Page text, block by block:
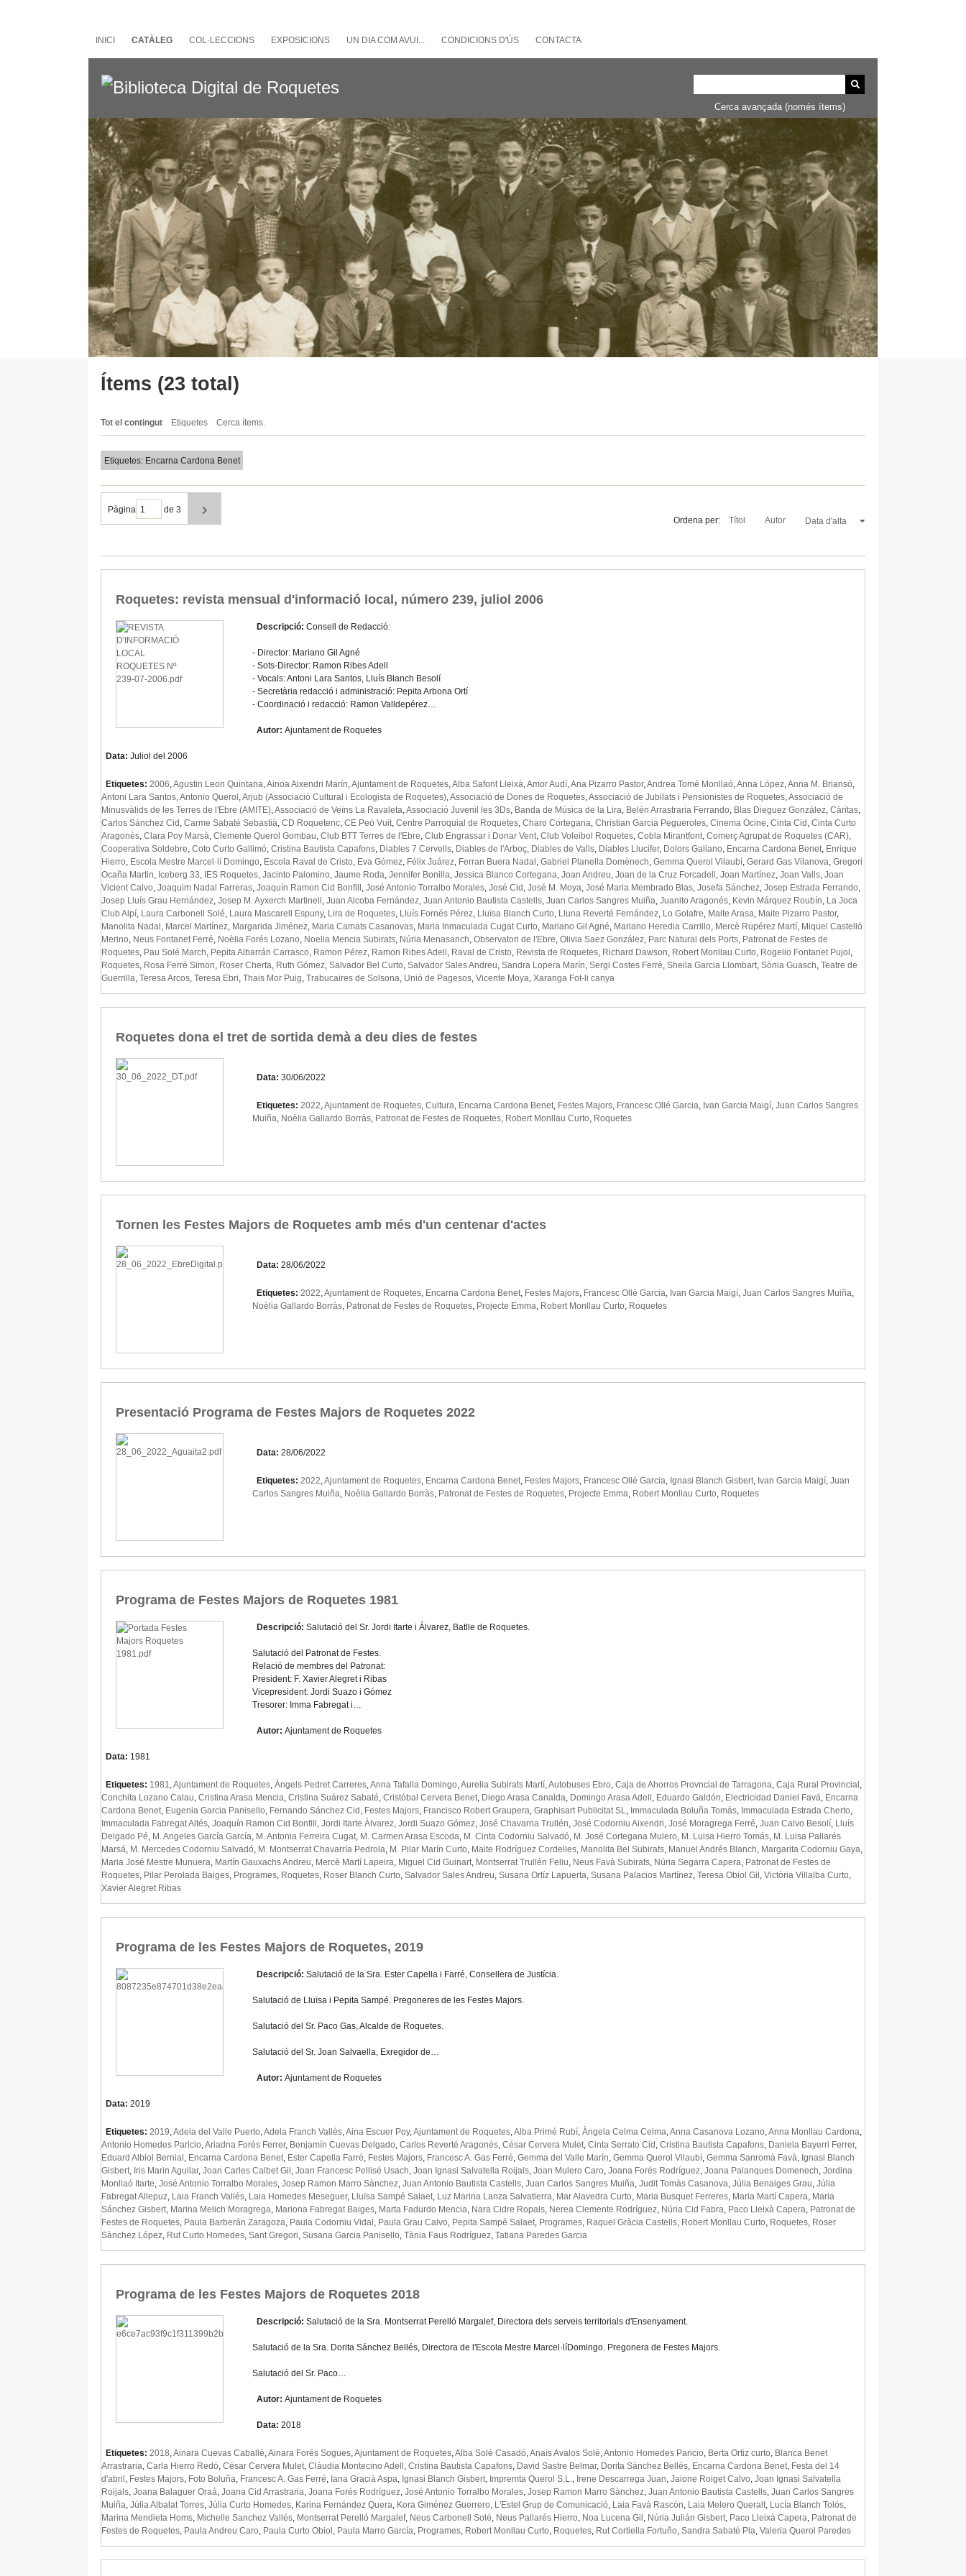
INICI CATÀLEG COL·LECCIONS EXPOSICIONS UN DIA COM AVUI... CONDICIONS D'ÚS CONTACTA
Cerca avançada (només ítems)
Ítems (23 total)
Tot el contingut Etiquetes Cerca ítems.
Etiquetes: Encarna Cardona Benet
Pàgina
de 3
Ordena per:
Títol Autor Data d'alta
Roquetes: revista mensual d'informació local, número 239, juliol 2006
Descripció: Consell de Redacció:
- Director: Mariano Gil Agné
- Sots-Director: Ramon Ribes Adell
- Vocals: Antoni Lara Santos, Lluís Blanch Besolí
- Secretària redacció i administració: Pepita Arbona Ortí
- Coordinació i redacció: Ramon Valldepérez…
Autor: Ajuntament de Roquetes
Data: Juliol del 2006
Etiquetes: 2006,Agustin Leon Quintana,Ainoa Aixendri Marín,Ajuntament de Roquetes,Alba Safont Lleixà,Amor Audí,Ana Pizarro Pastor,Andrea Tomé Monllaó,Anna López,Anna M. Briansó,
Antoni Lara Santos,Antonio Querol ,Arjub (Associació Cultural i Ecologista de Roquetes),Associació de Dones de Roquetes,Associació de Jubilats i Pensionistes de Roquetes,Associació de
Minusvàlids de les Terres de l'Ebre (AMITE),Associació de Veïns La Ravaleta,Associació Juvenil les 3Ds, Banda de Música de la Lira, Belén Arrastraria Ferrando, Blas Dieguez González, Càritas,
Carlos Sánchez Cid , Carme Sabaté Sebastià, CD Roquetenc, CE Peó Vuit, Centre Parroquial de Roquetes, Charo Cortegana, Christian Garcia Pegueroles, Cinema Ocine, Cinta Cid , Cinta Curto
Aragonès, Clara Poy Marsà, Clemente Querol Gombau, Club BTT Terres de l'Ebre, Club Engrassar i Donar Vent, Club Voleibol Roquetes, Cobla Mirantfont, Comerç Agrupat de Roquetes (CAR),
Cooperativa Soldebre, Coto Curto Gallimó, Cristina Bautista Capafons, Diables 7 Cervells, Diables de l'Arboç, Diables de Valls, Diables Llucifer, Dolors Galiano, Encarna Cardona Benet, Enrique
Hierro, Escola Mestre Marcel·lí Domingo, Escola Raval de Cristo, Eva Gómez, Félix Juárez, Ferran Buera Nadal , Gabriel Planella Domènech, Gemma Querol Vilaubí, Gerard Gas Vilanova, Gregori
Ocaña Martin, Iceberg 33, IES Roquetes, Jacinto Palomino, Jaume Roda, Jennifer Bonilla, Jessica Blanco Cortegana, Joan Andreu, Joan de la Cruz Forcadell , Joan Martínez, Joan Valls, Joan
Vicient Calvo, Joaquim Nadal Farreras, Joaquín Ramon Cid Bonfill , José Antonio Torralbo Morales, José Cid , José M. Moya, José Maria Membrado Blas, Josefa Sánchez, Josep Estrada Ferrando,
Josep Lluís Grau Hernández, Josep M. Ayxerch Martinell , Juan Alcoba Fernández, Juan Antonio Bautista Castells, Juan Carlos Sangres Muiña, Juanito Aragonés, Kevin Márquez Roubín, La Joca
Club Alpí, Laura Carbonell Solé, Laura Mascarell Espuny, Lira de Roquetes, Lluís Fornés Pérez, Lluïsa Blanch Curto, Lluna Reverté Fernández, Lo Golafre, Maite Arasa, Maite Pizarro Pastor,
Manolita Nadal , Marcel Martínez, Margarida Jiménez, Maria Camats Casanovas, Maria Inmaculada Cugat Curto, Mariano Gil Agné, Mariano Heredia Carrillo, Mercè Rupérez Martí, Miquel Castelló
Merino, Neus Fontanet Ferré, Noèlia Forés Lozano, Noelia Mencia Subirats, Núria Menasanch, Observatori de l'Ebre, Olivia Saez González, Parc Natural dels Ports, Patronat de Festes de
Roquetes, Pau Solé March, Pepita Albarrán Carrasco, Ramon Pérez, Ramon Ribes Adell , Raval de Cristo, Revista de Roquetes, Richard Dawson, Robert Monllau Curto, Rogelio Fontanet Pujol ,
Roquetes, Rosa Ferré Simon, Roser Cherta, Ruth Gómez, Salvador Bel Curto, Salvador Sales Andreu, Sandra Lopera Marín, Sergi Costes Ferré, Sheila Garcia Llombart, Sònia Guasch, Teatre de
Guerrilla, Teresa Arcos, Teresa Ebri, Thais Mor Puig, Trabucaires de Solsona, Unió de Pagesos, Vicente Moya, Xaranga Fot-li canya
Roquetes dona el tret de sortida demà a deu dies de festes
Data: 30/06/2022
Etiquetes: 2022,Ajuntament de Roquetes, Cultura, Encarna Cardona Benet, Festes Majors, Francesc Ollé Garcia, Ivan Garcia Maigí, Juan Carlos Sangres
Muiña, Noèlia Gallardo Borràs, Patronat de Festes de Roquetes, Robert Monllau Curto, Roquetes
Tornen les Festes Majors de Roquetes amb més d'un centenar d'actes
Data: 28/06/2022
Etiquetes: 2022,Ajuntament de Roquetes, Encarna Cardona Benet, Festes Majors, Francesc Ollé Garcia, Ivan Garcia Maigí, Juan Carlos Sangres Muiña,
Noèlia Gallardo Borràs, Patronat de Festes de Roquetes, Projecte Emma, Robert Monllau Curto, Roquetes
Presentació Programa de Festes Majors de Roquetes 2022
Data: 28/06/2022
Etiquetes: 2022,Ajuntament de Roquetes, Encarna Cardona Benet, Festes Majors, Francesc Ollé Garcia, Ignasi Blanch Gisbert, Ivan Garcia Maigí, Juan
Carlos Sangres Muiña, Noèlia Gallardo Borràs, Patronat de Festes de Roquetes, Projecte Emma, Robert Monllau Curto, Roquetes
Programa de Festes Majors de Roquetes 1981
Descripció: Salutació del Sr. Jordi Itarte i Álvarez, Batlle de Roquetes.
Salutació del Patronat de Festes.
Relació de membres del Patronat:
President: F. Xavier Alegret i Ribas
Vicepresident: Jordi Suazo i Gómez
Tresorer: Imma Fabregat i…
Autor: Ajuntament de Roquetes
Data: 1981
Etiquetes: 1981,Ajuntament de Roquetes, Àngels Pedret Carreres,Anna Tafalla Domingo,Aurelia Subirats Martí,Autobuses Ebro, Caja de Ahorros Provncial de Tarragona, Caja Rural Provincial ,
Conchita Lozano Calau, Cristina Arasa Mencia, Cristina Suárez Sabaté, Cristóbal Cervera Benet, Diego Arasa Canalda, Domingo Arasa Adell , Eduardo Galdón, Electricidad Daniel Favá, Encarna
Cardona Benet, Eugenia Garcia Panisello, Fernando Sánchez Cid , Festes Majors, Francisco Robert Graupera, Graphisart Publicitat SL, Immaculada Boluña Tomás, Immaculada Estrada Cherto,
Immaculada Fabregat Altés, Joaquín Ramon Cid Bonfill , Jordi Itarte Àlvarez, Jordi Suazo Gómez, José Chavarria Trullén, José Codorniu Aixendri, José Moragrega Ferré, Juan Calvo Besolí, Lluís
Delgado Pé, M. Angeles García García, M. Antonia Ferreira Cugat, M. Carmen Arasa Escoda, M. Cinta Codorniu Salvadó, M. José Cortegana Mulero, M. Luisa Hierro Tomás, M. Luisa Pallarés
Marsá, M. Mercedes Codorniu Salvadó, M. Montserrat Chavarría Pedrola, M. Pilar Marín Curto, Maite Rodríguez Cordelles, Manolita Bel Subirats, Manuel Andrés Blanch, Margarita Codorniu Gaya,
Maria José Mestre Munuera, Martín Gauxachs Andreu, Mercè Martí Lapeira, Miguel Cid Guinart, Montserrat Trullén Feliu, Neus Favà Subirats, Núria Segarra Capera, Patronat de Festes de
Roquetes, Pilar Perolada Baiges, Programes, Roquetes, Roser Blanch Curto, Salvador Sales Andreu, Susana Ortíz Lapuerta, Susana Palacios Martínez, Teresa Obiol Gil , Victòria Villalba Curto,
Xavier Alegret Ribas
Programa de les Festes Majors de Roquetes, 2019
Descripció: Salutació de la Sra. Ester Capella i Farré, Consellera de Justícia.
Salutació de Lluïsa i Pepita Sampé. Pregoneres de les Festes Majors.
Salutació del Sr. Paco Gas, Alcalde de Roquetes.
Salutació del Sr. Joan Salvaella, Exregidor de…
Autor: Ajuntament de Roquetes
Data: 2019
Etiquetes: 2019,Adela del Valle Puerto,Adela Franch Vallés,Aina Escuer Poy,Ajuntament de Roquetes,Alba Primé Rubí, Àngela Celma Celma,Anna Casanova Lozano,Anna Monllau Cardona,
Antonio Homedes Paricio,Ariadna Forés Ferrer, Benjamín Cuevas Delgado, Carlos Reverté Aragonés, César Cervera Mulet, Cinta Serrato Cid , Cristina Bautista Capafons, Daniela Bayerri Ferrer,
Eduard Albiol Bernial , Encarna Cardona Benet, Ester Capella Farré, Festes Majors, Francesc A. Gas Ferré, Gemma del Valle Marín, Gemma Querol Vilaubí, Gemma Sanromà Favà, Ignasi Blanch
Gisbert, Iris Marin Aguilar, Joan Carles Calbet Gil , Joan Francesc Pellisé Usach, Joan Ignasi Salvatella Roijals, Joan Mulero Caro, Joana Forés Rodríguez, Joana Palanques Domenech, Jordina
Monllaó Itarte, José Antonio Torralbo Morales, Josep Ramon Marro Sànchez, Juan Antonio Bautista Castells, Juan Carlos Sangres Muiña, Judit Tomàs Casanova, Júlia Benaiges Grau, Júlia
Fabregat Allepuz, Laia Franch Vallés, Laia Homedes Meseguer, Lluïsa Sampé Salaet, Luz Marina Lanza Salvatierra, Mar Alavedra Curto, Maria Busquet Ferreres, Maria Martí Capera, Maria
Sánchez Gisbert, Marina Melich Moragrega, Mariona Fabregat Baiges, Marta Fadurdo Mencia, Nara Cidre Ropals, Nerea Clemente Rodríguez, Núria Cid Fabra, Paco Lleixà Capera, Patronat de
Festes de Roquetes, Paula Barberán Zaragoza, Paula Codorniu Vidal , Paula Grau Calvo, Pepita Sampé Salaet, Programes, Raquel Gràcia Castells, Robert Monllau Curto, Roquetes, Roser
Sànchez López, Rut Curto Homedes, Sant Gregori, Susana Garcia Panisello, Tània Faus Rodríguez, Tatiana Paredes Garcia
Programa de les Festes Majors de Roquetes 2018
Descripció: Salutació de la Sra. Montserrat Perelló Margalef, Directora dels serveis territorials d'Ensenyament.
Salutació de la Sra. Dorita Sánchez Bellés, Directora de l'Escola Mestre Marcel·líDomingo. Pregonera de Festes Majors.
Salutació del Sr. Paco…
Autor: Ajuntament de Roquetes
Data: 2018
Etiquetes: 2018,Ainara Cuevas Caballé,Ainara Forés Sogues,Ajuntament de Roquetes,Alba Solé Casadó,Anaïs Avalos Solé,Antonio Homedes Paricio, Berta Ortiz curto, Blanca Benet
Arrastraria, Carla Hierro Redó, César Cervera Mulet, Clàudia Montecino Adell , Cristina Bautista Capafons, David Sastre Belmar, Dorita Sànchez Bellés, Encarna Cardona Benet, Festa del 14
d'abril , Festes Majors, Foto Boluña, Francesc A. Gas Ferré, Iana Gracià Aspa, Ignasi Blanch Gisbert, Impremta Querol S.L., Irene Descarrega Juan, Jaione Roiget Calvo, Joan Ignasi Salvatella
Roijals, Joana Balaguer Oraá, Joana Cid Arrastraria, Joana Forés Rodríguez, José Antonio Torralbo Morales, Josep Ramon Marro Sànchez, Juan Antonio Bautista Castells, Juan Carlos Sangres
Muiña, Júlia Albalat Torres, Júlia Curto Homedes, Karina Fernández Quera, Kora Giménez Guerrero, L'Estel Grup de Comunicació, Laia Favà Rascón, Laia Melero Queralt, Lucía Blanch Tolós,
Marina Mendieta Homs, Michelle Sanchez Vallés, Montserrat Perelló Margalef, Neus Carbonell Solé, Neus Pallarés Hierro, Noa Lucena Gil , Núria Julián Gisbert, Paco Lleixà Capera, Patronat de
Festes de Roquetes, Paula Andreu Caro, Paula Curto Obiol , Paula Marro García, Programes, Robert Monllau Curto, Roquetes, Rut Cortiella Fortuño, Sandra Sabaté Pla, Valeria Querol Paredes